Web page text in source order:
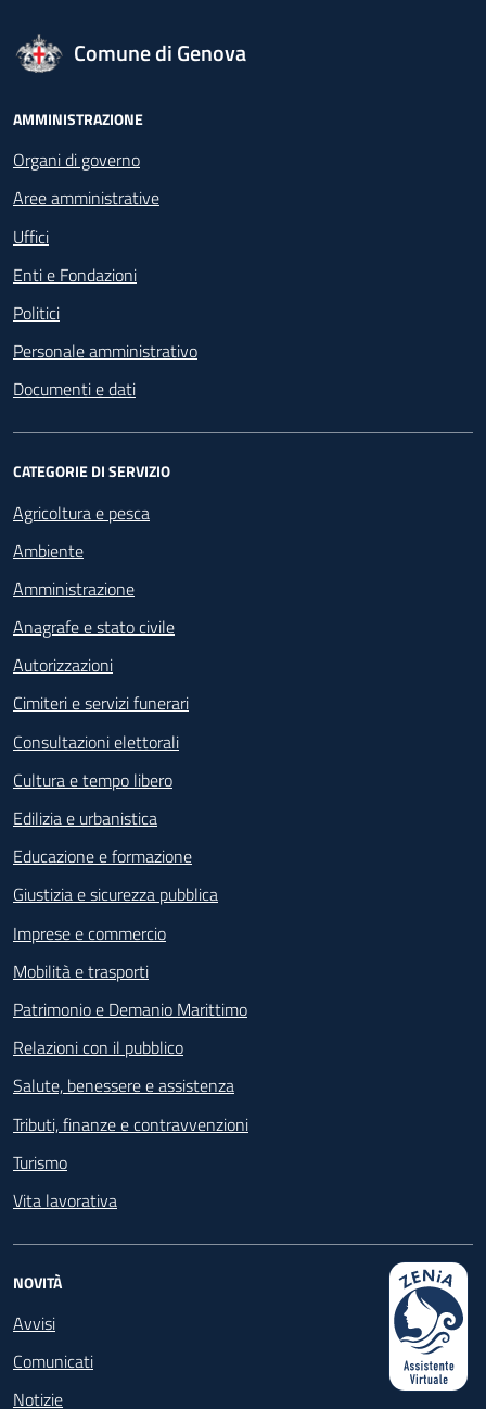
logo Unione Europea
Comune di Genova
Footer - Navigazione
AMMINISTRAZIONE
Organi di governo
Aree amministrative
Uffici
Enti e Fondazioni
Politici
Personale amministrativo
Documenti e dati
CATEGORIE DI SERVIZIO
Agricoltura e pesca
Ambiente
Amministrazione
Anagrafe e stato civile
Autorizzazioni
Cimiteri e servizi funerari
Consultazioni elettorali
Cultura e tempo libero
Edilizia e urbanistica
Educazione e formazione
Giustizia e sicurezza pubblica
Imprese e commercio
Mobilità e trasporti
Patrimonio e Demanio Marittimo
Relazioni con il pubblico
Salute, benessere e assistenza
Tributi, finanze e contravvenzioni
Turismo
Vita lavorativa
NOVITÀ
Avvisi
Comunicati
Notizie